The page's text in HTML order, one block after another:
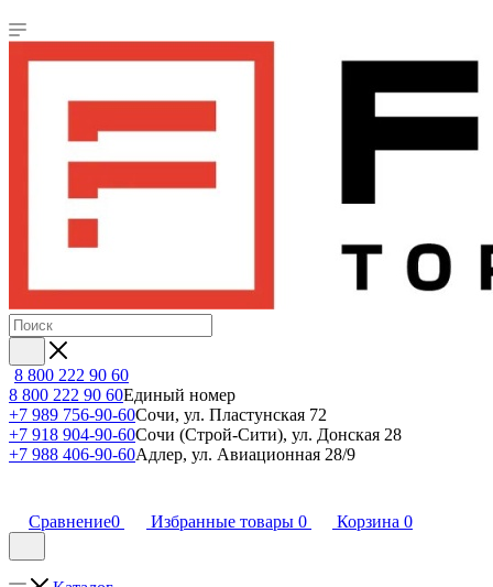
8 800 222 90 60
8 800 222 90 60Единый номер
+7 989 756-90-60Сочи, ул. Пластунская 72
+7 918 904-90-60Сочи (Строй-Сити), ул. Донская 28
+7 988 406-90-60Адлер, ул. Авиационная 28/9
Сравнение0 Избранные товары 0 Корзина 0